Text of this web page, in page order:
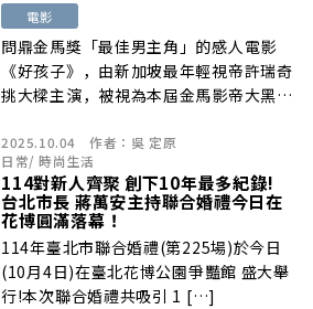
電影
問鼎金馬獎「最佳男主角」的感人電影
《好孩子》，由新加坡最年輕視帝許瑞奇
挑大樑主演，被視為本屆金馬影帝大黑
2025.10.04 作者： 吳 定原
日常/時尚生活
114對新人齊聚 創下10年最多紀錄!
台北市長 蔣萬安主持聯合婚禮今日在
花博圓滿落幕！
114年臺北市聯合婚禮(第225場)於今日
(10月4日)在臺北花博公園爭豔館 盛大舉
行!本次聯合婚禮共吸引 1 […]